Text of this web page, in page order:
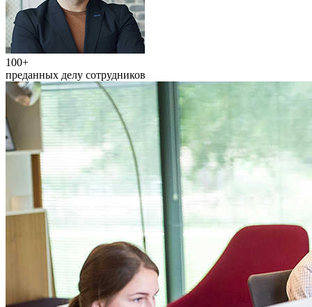
100+
преданных делу сотрудников